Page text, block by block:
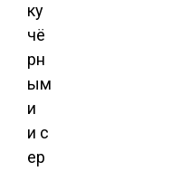
ку
чё
рн
ым
и
и с
ер